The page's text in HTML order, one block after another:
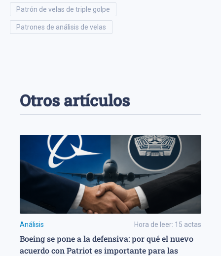
patrón de velas de triple golpe
patrones de análisis de velas
Otros artículos
Análisis Hora de leer: 15 actas
Boeing se pone a la defensiva: por qué el nuevo
acuerdo con Patriot es importante para las